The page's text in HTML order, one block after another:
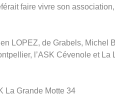
faire vivre son
LOPEZ, de Grabels,
l’ASK Cévenole et
La Grande Motte 34